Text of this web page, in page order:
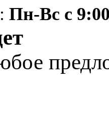
Пн-Вс с